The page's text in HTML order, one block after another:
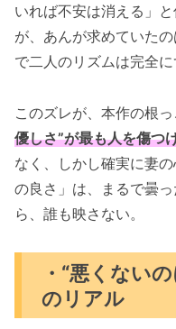
いれば不安は消える」
が、あんが求めていた
で二人のリズムは完全に
このズレが、本作の根
優しさ”が最も人を傷つ
なく、しかし確実に妻
の良さ」は、まるで曇
ら、誰も映さない。
・“悪くない
のリアル